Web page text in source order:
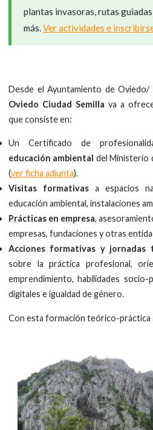
plantas invasoras, rutas
más.Ver actividades e
Desde el Ayuntamiento de
Oviedo Ciudad Semilla va a
que consiste en:
Un Certificado de
educación ambiental del Ministerio
(ver ficha adjunta).
Visitas formativas a espacios
educación ambiental, instalaciones
Prácticas en empresa,
empresas, fundaciones y otras
Acciones formativas y jornadas
sobre la práctica profesional,
emprendimiento, habilidades socio-
digitales e igualdad de género.
Con esta formación teórico-práctica